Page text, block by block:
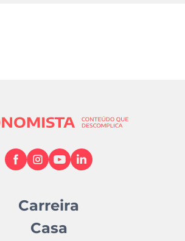
Carreira
Casa